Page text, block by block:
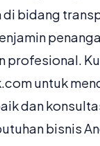
bidang
profesional.
untuk
dan
bisnis